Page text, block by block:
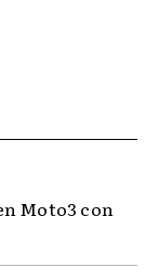
Moto3 con